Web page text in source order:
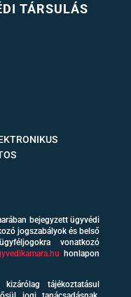
TÁRSULÁS
bejegyzett ügyvédi
jogszabályok és belső
vonatkozó
honlapon
tájékoztatásul